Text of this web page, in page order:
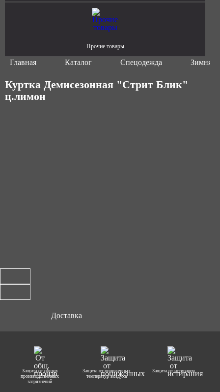
Прочие товары
Главная Каталог Спецодежда Зимняя
Куртка Демисезонная "Стрит Блик"
ц.лимон
Доставка
Защита от общих
производственных
загрязнений
Защита от пониженных
температур воздуха
Защита от истирания